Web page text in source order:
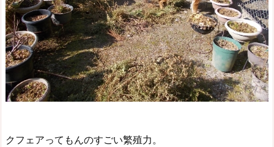
クフェアってもんのすごい繁殖力。